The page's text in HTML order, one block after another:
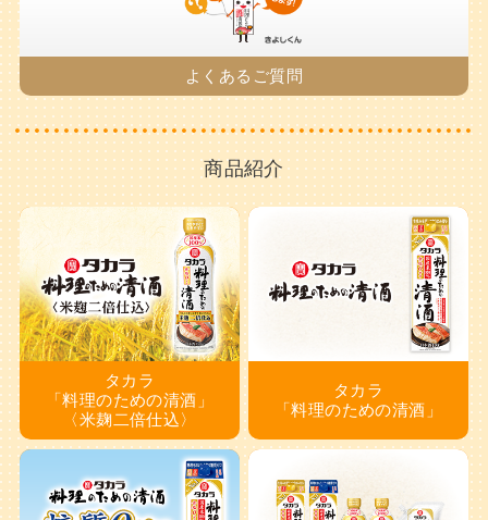
よくあるご質問
商品紹介
タカラ
「料理のための清酒」
〈米麹二倍仕込〉
タカラ
「料理のための清酒」